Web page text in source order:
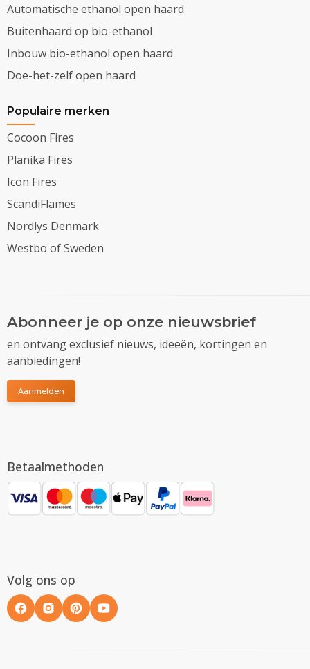
Automatische ethanol open haard
Buitenhaard op bio-ethanol
Inbouw bio-ethanol open haard
Doe-het-zelf open haard
Populaire merken
Cocoon Fires
Planika Fires
Icon Fires
ScandiFlames
Nordlys Denmark
Westbo of Sweden
Abonneer je op onze nieuwsbrief
en ontvang exclusief nieuws, ideeën, kortingen en
aanbiedingen!
Aanmelden
Betaalmethoden
Volg ons op